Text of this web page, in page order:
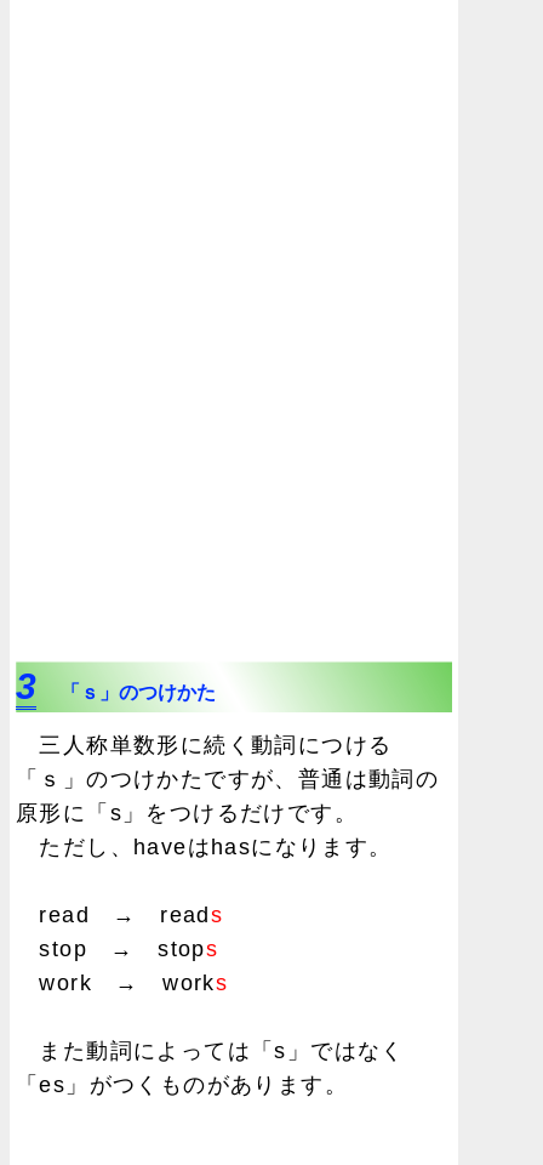
3 「ｓ」のつけかた
三人称単数形に続く動詞につける
「ｓ」のつけかたですが、普通は動詞の
原形に「s」をつけるだけです。
ただし、haveはhasになります。
read → reads
stop → stops
work → works
また動詞によっては「s」ではなく
「es」がつくものがあります。